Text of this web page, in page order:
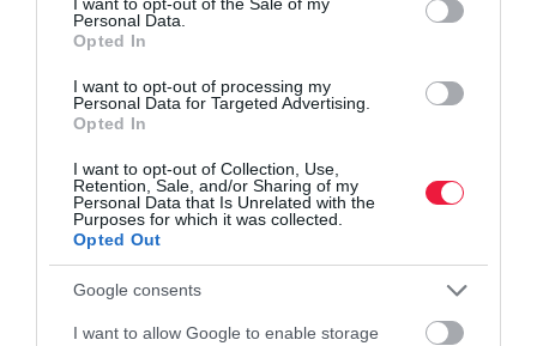
Personal Data.
Opted In
I want to opt-out of processing my
Personal Data for Targeted Advertising.
Opted In
I want to opt-out of Collection, Use,
Retention, Sale, and/or Sharing of my
Personal Data that Is Unrelated with the
Purposes for which it was collected.
Opted Out
Google consents
I want to allow Google to enable storage